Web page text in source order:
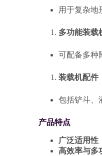
用于复杂地
多功能装载
可配备多种
装载机配件
包括铲斗、
产品特点
广泛适用性
高效率与多